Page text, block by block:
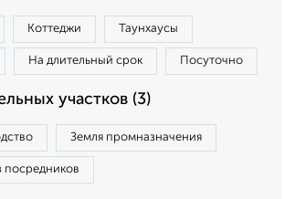
Коттеджи Таунхаусы
На длительный срок Посуточно
участков (3)
Земля промназначения
посредников